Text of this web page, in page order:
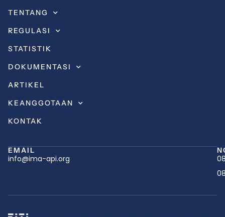
TENTANG
REGULASI
STATISTIK
DOKUMENTASI
ARTIKEL
KEANGGOTAAN
KONTAK
EMAIL
info@ima-api.org